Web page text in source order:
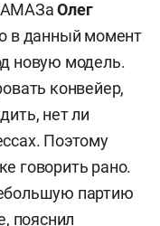
Олег
в данный момент
новую модель.
конвейер,
нет ли
Поэтому
говорить рано.
партию
пояснил